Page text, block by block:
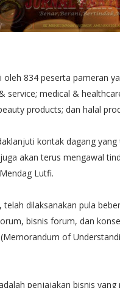
oleh 834 peserta pameran
service; medical &
products; dan halal
kontak dagang
akan terus mengawal
Lutfi.
telah dilaksanakan pula
bisnis forum, dan
of
penjajakan bisnis